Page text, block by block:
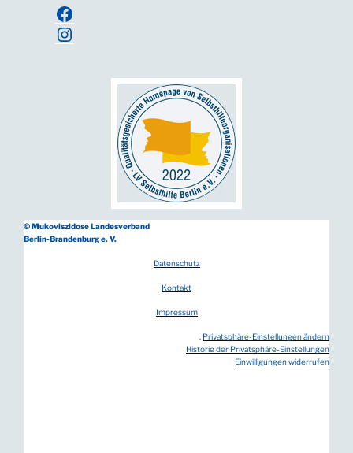
Facebook
Instagram
© Mukoviszidose Landesverband
Berlin-Brandenburg e. V.
Datenschutz
Kontakt
Impressum
. Privatsphäre-Einstellungen ändern
Historie der Privatsphäre-Einstellungen
Einwilligungen widerrufen